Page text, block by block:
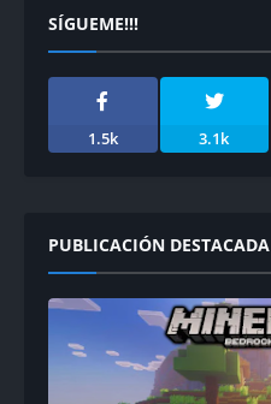
SÍGUEME!!!
1.5k 3.1k
PUBLICACIÓN DESTACADA